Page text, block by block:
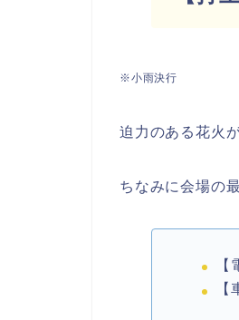
※小雨決行
迫力のある花火
ちなみに会場の